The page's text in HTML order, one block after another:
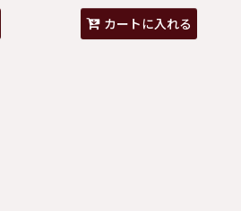
カートに入れる